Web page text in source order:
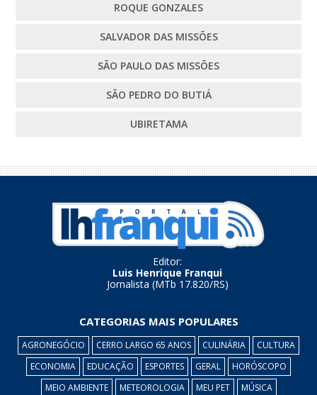
ROQUE GONZALES
SALVADOR DAS MISSÕES
SÃO PAULO DAS MISSÕES
SÃO PEDRO DO BUTIÁ
UBIRETAMA
Editor:
Luis Henrique Franqui
Jornalista (MTb 17.820/RS)
CATEGORIAS MAIS POPULARES
AGRONEGÓCIO CERRO LARGO 65 ANOS CULINÁRIA
CULTURA
ECONOMIA
EDUCAÇÃO ESPORTES GERAL
HORÓSCOPO
MEIO AMBIENTE
METEOROLOGIA MEU PET MÚSICA